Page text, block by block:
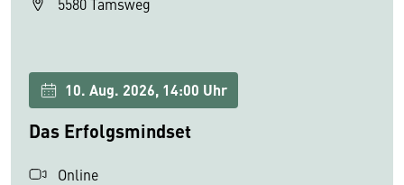
10. Aug. 2026, 14:00 Uhr
Das Erfolgsmindset
Online